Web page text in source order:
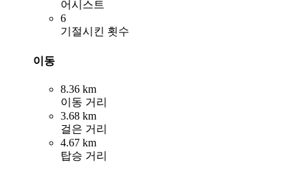
어시스트
6
기절시킨 횟수
이동
8.36 km
이동 거리
3.68 km
걸은 거리
4.67 km
탑승 거리